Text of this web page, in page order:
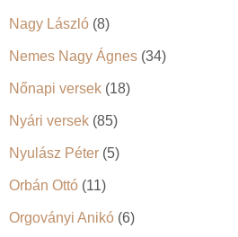
Nagy László (8)
Nemes Nagy Ágnes (34)
Nőnapi versek (18)
Nyári versek (85)
Nyulász Péter (5)
Orbán Ottó (11)
Orgoványi Anikó (6)